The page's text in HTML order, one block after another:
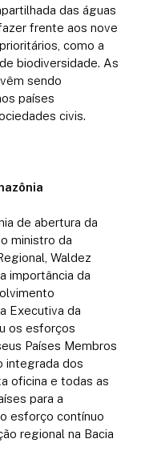
das águas
frente aos nove
como a
biodiversidade. As
sendo
países
civis.
de abertura da
ministro da
Waldez
importância da
Executiva da
os esforços
Países Membros
integrada dos
oficina e todas as
para a
esforço contínuo
regional na Bacia